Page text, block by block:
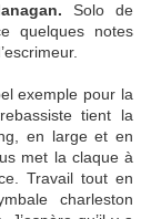
Solo de
quelques notes
exemple pour la
tient la
en large et en
met la claque à
Travail tout en
charleston